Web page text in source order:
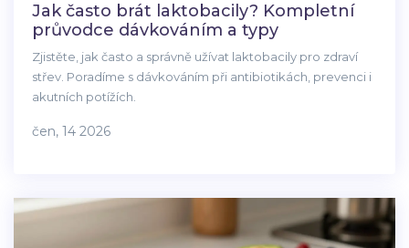
Jak často brát laktobacily? Kompletní
průvodce dávkováním a typy
Zjistěte, jak často a správně užívat laktobacily pro zdraví
střev. Poradíme s dávkováním při antibiotikách, prevenci i
akutních potížích.
čen, 14 2026